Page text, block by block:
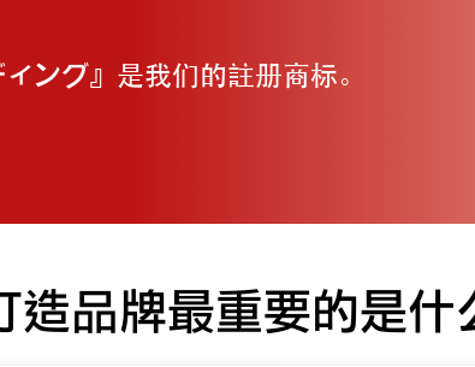
ング』是我们的註册商标。
造品牌最重要的是什